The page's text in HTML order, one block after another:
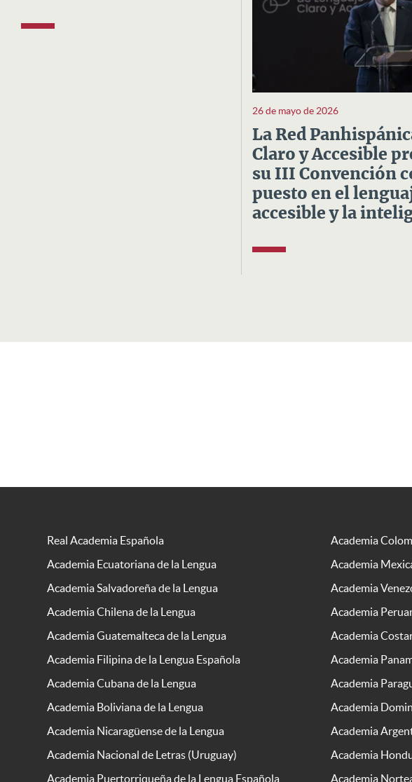
26 de mayo de 2026
La Red
Claro y Accesible
su III Convención
puesto en el
accesible y la
Real Academia Española
Academia
Academia Ecuatoriana de la Lengua
Academia
Academia Salvadoreña de la Lengua
Academia
Academia Chilena de la Lengua
Academia
Academia Guatemalteca de la Lengua
Academia
Academia Filipina de la Lengua Española
Academia
Academia Cubana de la Lengua
Academia
Academia Boliviana de la Lengua
Academia
Academia Nicaragüense de la Lengua
Academia
Academia Nacional de Letras (Uruguay)
Academia
Academia Puertorriqueña de la Lengua Española
Academia